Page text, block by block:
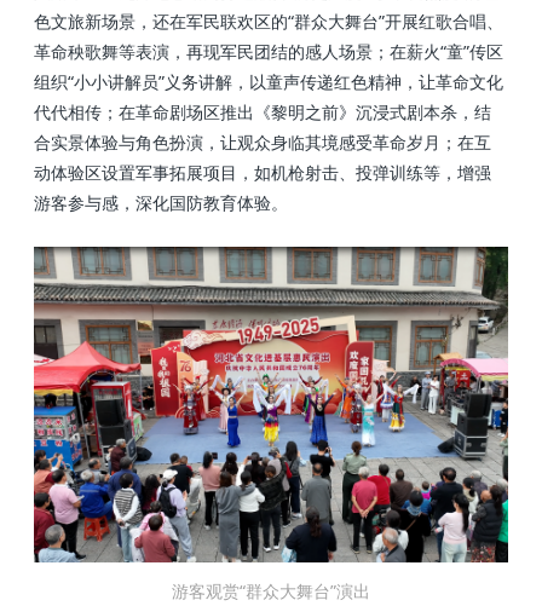
色文旅新场景，还在军民联欢区‌的“群众大舞台”开展红歌合唱、
革命秧歌舞等表演，再现军民团结的感人场景；‌在薪火“童”传区‌
组织“小小讲解员”义务讲解，以童声传递红色精神，让革命文化
代代相传；‌在革命剧场区‌推出《黎明之前》沉浸式剧本杀，结
合实景体验与角色扮演，让观众身临其境感受革命岁月；在互
动体验区‌设置军事拓展项目，如机枪射击、投弹训练等，增强
游客参与感，深化国防教育体验。
游客观赏“群众大舞台”演出